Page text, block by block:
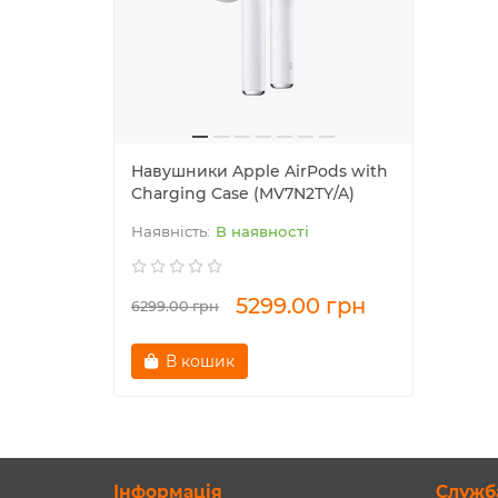
Навушники Apple AirPods with
Charging Case (MV7N2TY/A)
В наявності
6299.00 грн 5299.00 грн
В кошик
Інформація